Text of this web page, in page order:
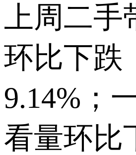
上周二手
环比下跌
9.14%；
看量环比